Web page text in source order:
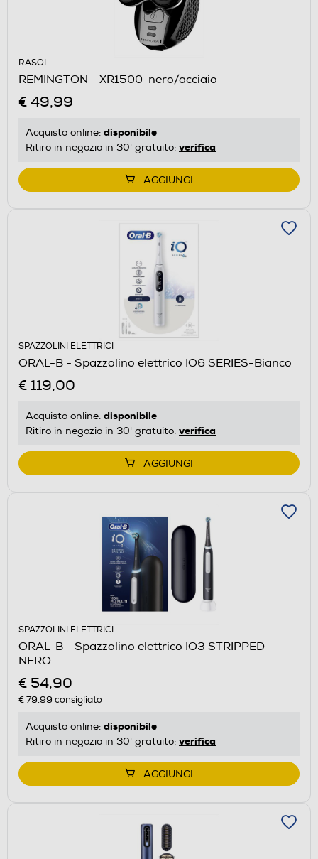
RASOI
REMINGTON - XR1500-nero/acciaio
€ 49,99
Acquisto online: disponibile
Ritiro in negozio in 30' gratuito: verifica
AGGIUNGI
SPAZZOLINI ELETTRICI
ORAL-B - Spazzolino elettrico IO6 SERIES-Bianco
€ 119,00
Acquisto online: disponibile
Ritiro in negozio in 30' gratuito: verifica
AGGIUNGI
SPAZZOLINI ELETTRICI
ORAL-B - Spazzolino elettrico IO3 STRIPPED-
NERO
€ 54,90
€ 79,99 consigliato
Acquisto online: disponibile
Ritiro in negozio in 30' gratuito: verifica
AGGIUNGI